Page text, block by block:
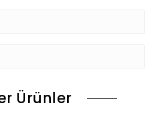
Ürünler